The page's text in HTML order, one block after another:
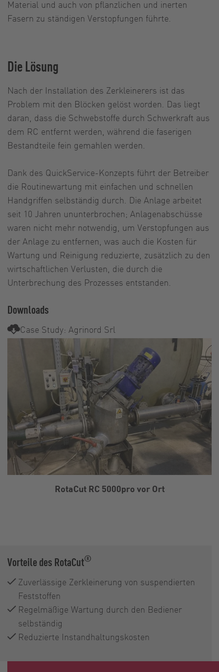
Material und auch von pflanzlichen und inerten
Fasern zu ständigen Verstopfungen führte.
RotaCut RC 5000pro vor Ort
Die Lösung
Nach der Installation des Zerkleinerers ist das
Problem mit den Blöcken gelöst worden. Das liegt
daran, dass die Schwebstoffe durch Schwerkraft aus
dem RC entfernt werden, während die faserigen
Bestandteile fein gemahlen werden.
Dank des QuickService-Konzepts führt der Betreiber
die Routinewartung mit einfachen und schnellen
Handgriffen selbständig durch. Die Anlage arbeitet
seit 10 Jahren ununterbrochen; Anlagenabschüsse
waren nicht mehr notwendig, um Verstopfungen aus
der Anlage zu entfernen, was auch die Kosten für
Wartung und Reinigung reduzierte, zusätzlich zu den
wirtschaftlichen Verlusten, die durch die
Unterbrechung des Prozesses entstanden.
Downloads
Case Study: Agrinord Srl
Vorteile des RotaCut®
Zuverlässige Zerkleinerung von suspendierten
Feststoffen
Regelmäßige Wartung durch den Bediener
selbständig
Reduzierte Instandhaltungskosten